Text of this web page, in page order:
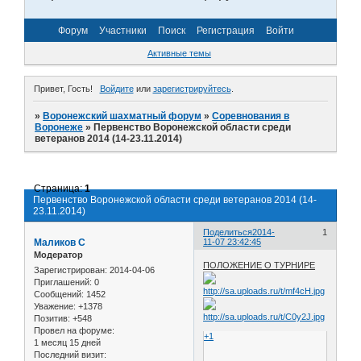
Форум Участники Поиск Регистрация Войти
Активные темы
Привет, Гость! Войдитеили зарегистрируйтесь.
»Воронежский шахматный форум »Соревнования в
Воронеже »Первенство Воронежской области среди
ветеранов 2014 (14-23.11.2014)
Первенство Воронежской области среди ветеранов 2014 (14-
23.11.2014)
Страница:1
Поделиться 1
2014-
11-07 23:42:45
Маликов С
Модератор
Зарегистрирован: 2014-04-06
Приглашений: 0
Сообщений: 1452
Уважение: +1378
Позитив: +548
Провел на форуме:
1 месяц 15 дней
Последний визит:
ПОЛОЖЕНИЕ О ТУРНИРЕ
+1